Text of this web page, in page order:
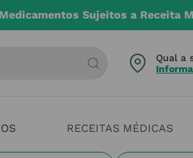
Medicamentos Sujeitos a Receita
RECEITAS MÉDICAS
Qual a